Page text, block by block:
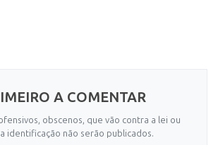
A COMENTAR
obscenos, que vão contra a lei ou
identificação não serão publicados.